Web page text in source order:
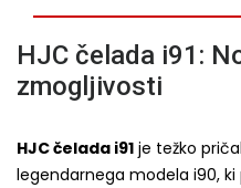
HJC čelada i91:
zmogljivosti
HJC čelada i91 je težko
legendarnega modela i90,